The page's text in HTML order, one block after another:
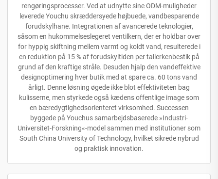
rengøringsprocesser. Ved at udnytte sine ODM-muligheder
leverede Youchu skræddersyede højbuede, vandbesparende
forudskylhane. Integrationen af avancerede teknologier,
såsom en hukommelseslegeret ventilkern, der er holdbar over
for hyppig skiftning mellem varmt og koldt vand, resulterede i
en reduktion på 15 % af forudskyltiden per tallerkenbestik på
grund af den kraftige stråle. Desuden hjalp den vandeffektive
designoptimering hver butik med at spare ca. 60 tons vand
årligt. Denne løsning øgede ikke blot effektiviteten bag
kulisserne, men styrkede også kædens offentlige image som
en bæredygtighedsorienteret virksomhed. Successen
byggede på Youchus samarbejdsbaserede »Industri-
Universitet-Forskning«-model sammen med institutioner som
South China University of Technology, hvilket sikrede nybrud
og praktisk innovation.